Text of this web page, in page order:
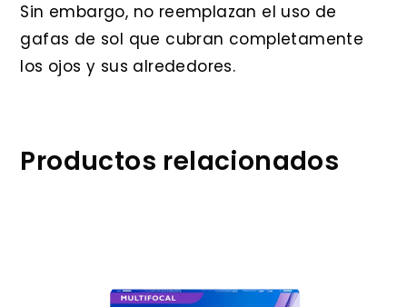
Sin embargo, no reemplazan el uso de
gafas de sol que cubran completamente
los ojos y sus alrededores.
Productos relacionados